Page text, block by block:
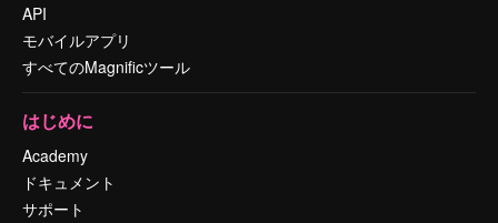
API
モバイルアプリ
すべてのMagnificツール
はじめに
Academy
ドキュメント
サポート